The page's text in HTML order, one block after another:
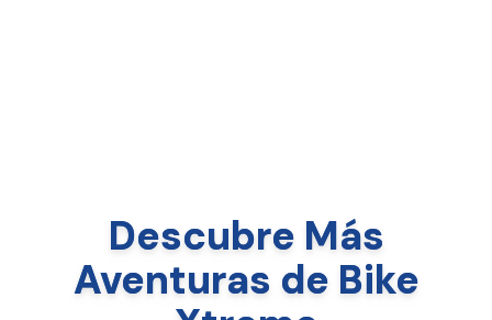
Descubre Más
Aventuras de Bike